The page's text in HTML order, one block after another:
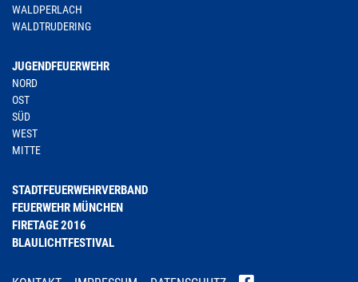
WALDPERLACH
WALDTRUDERING
JUGENDFEUERWEHR
NORD
OST
SÜD
WEST
MITTE
STADTFEUERWEHRVERBAND
FEUERWEHR MÜNCHEN
FIRETAGE 2016
BLAULICHTFESTIVAL